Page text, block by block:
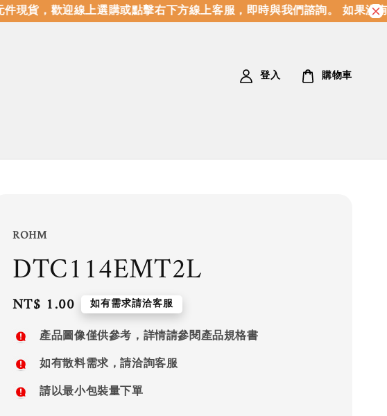
現貨，歡迎線上選購或點擊右下方線上客服，即時與我們諮詢。 如果沒有
登入 購物車
ROHM
DTC114EMT2L
Regular
price
NT$ 1.00 如有需求請洽客服
產品圖像僅供參考，詳情請參閱產品規格書
如有散料需求，請洽詢客服
請以最小包裝量下單